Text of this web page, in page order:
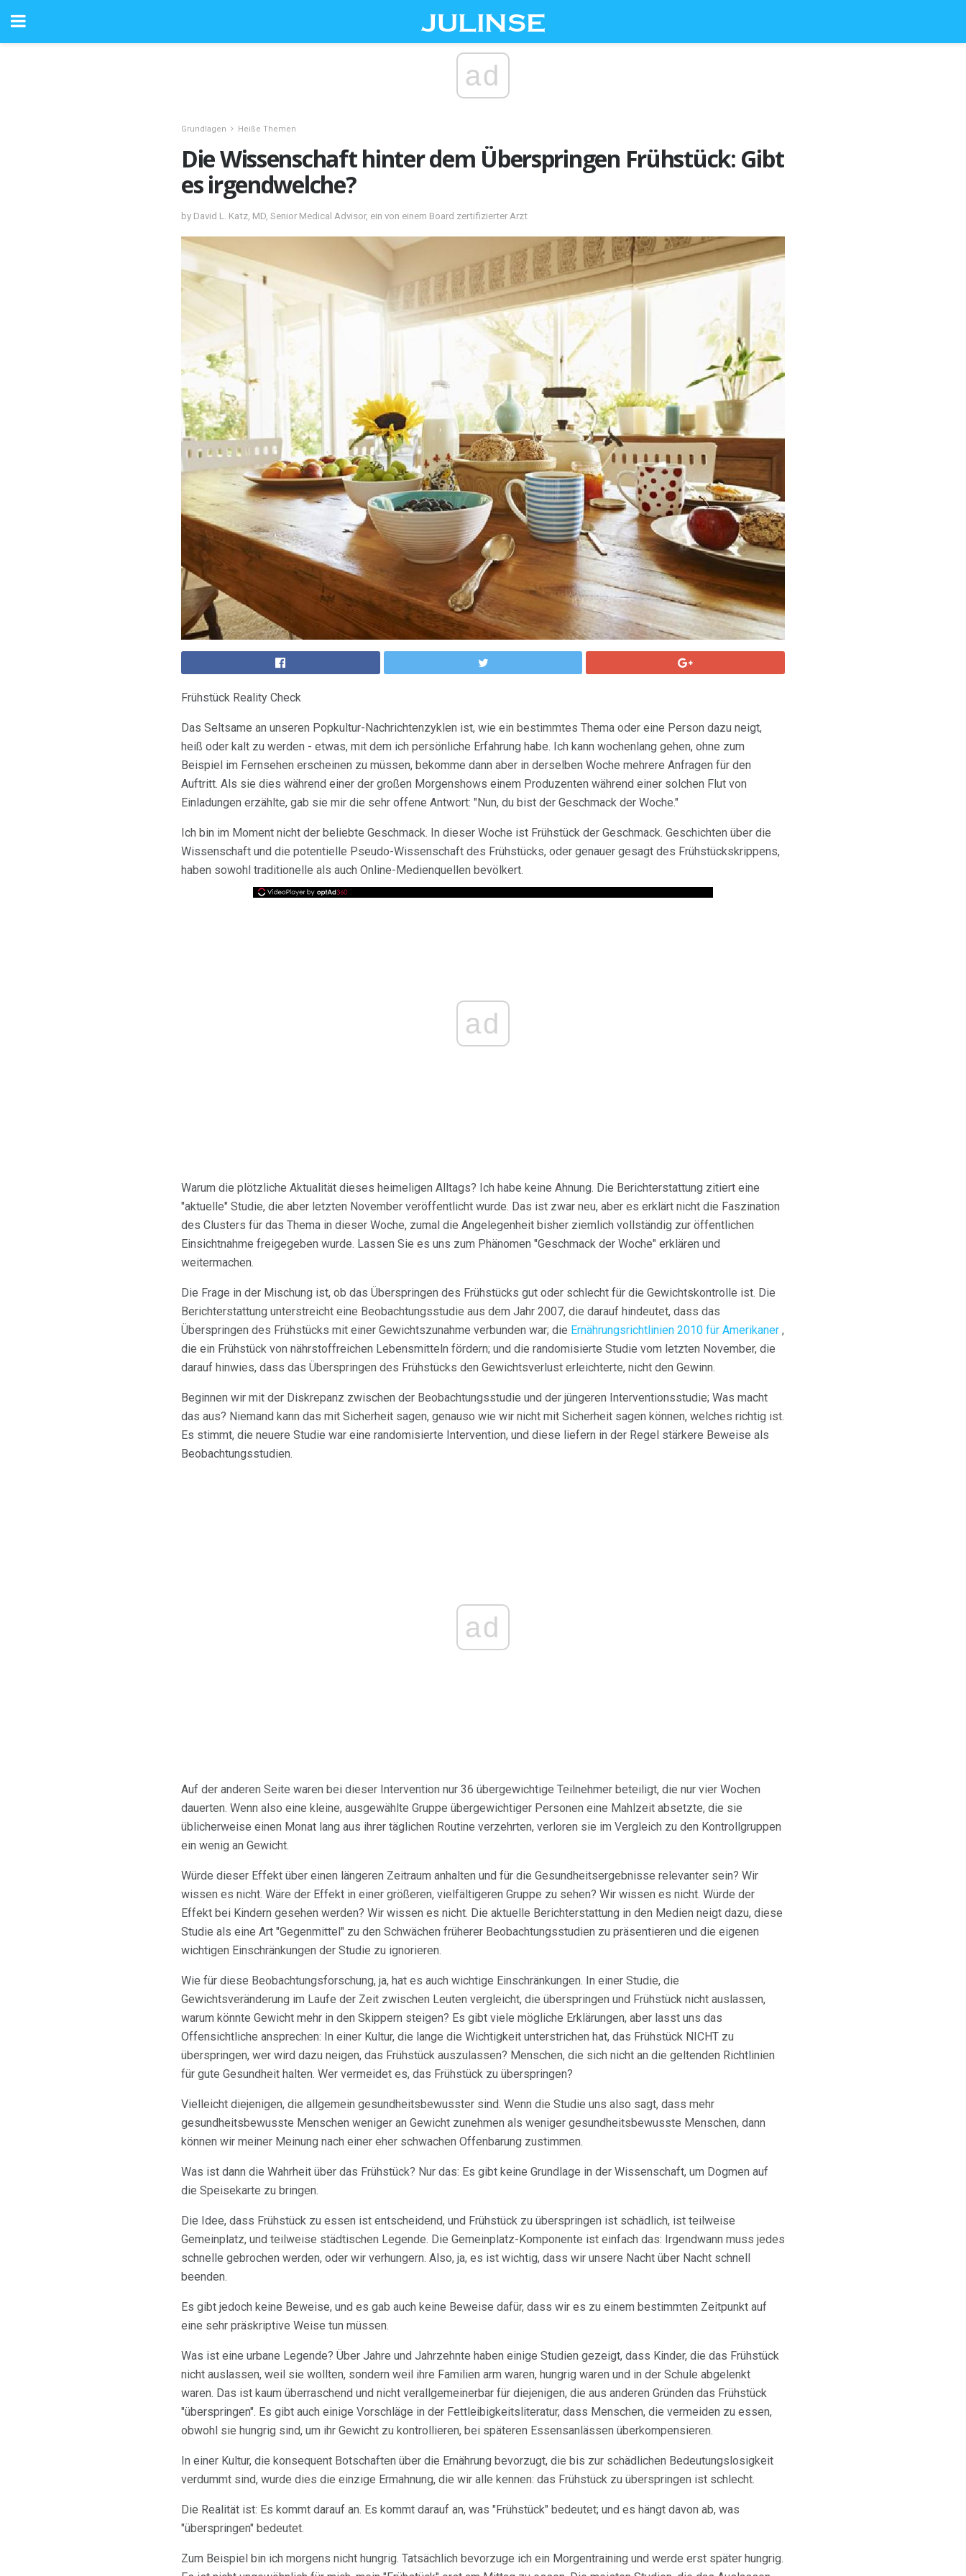
ad
Grundlagen Heiße Themen
Die Wissenschaft hinter dem Überspringen Frühstück: Gibt
es irgendwelche?
by David L. Katz, MD, Senior Medical Advisor, ein von einem Board zertifizierter Arzt
Frühstück Reality Check
Das Seltsame an unseren Popkultur-Nachrichtenzyklen ist, wie ein bestimmtes Thema oder eine Person dazu neigt,
heiß oder kalt zu werden - etwas, mit dem ich persönliche Erfahrung habe. Ich kann wochenlang gehen, ohne zum
Beispiel im Fernsehen erscheinen zu müssen, bekomme dann aber in derselben Woche mehrere Anfragen für den
Auftritt. Als sie dies während einer der großen Morgenshows einem Produzenten während einer solchen Flut von
Einladungen erzählte, gab sie mir die sehr offene Antwort: "Nun, du bist der Geschmack der Woche."
Ich bin im Moment nicht der beliebte Geschmack. In dieser Woche ist Frühstück der Geschmack. Geschichten über die
Wissenschaft und die potentielle Pseudo-Wissenschaft des Frühstücks, oder genauer gesagt des Frühstückskrippens,
haben sowohl traditionelle als auch Online-Medienquellen bevölkert.
ad
Warum die plötzliche Aktualität dieses heimeligen Alltags? Ich habe keine Ahnung. Die Berichterstattung zitiert eine
"aktuelle" Studie, die aber letzten November veröffentlicht wurde. Das ist zwar neu, aber es erklärt nicht die Faszination
des Clusters für das Thema in dieser Woche, zumal die Angelegenheit bisher ziemlich vollständig zur öffentlichen
Einsichtnahme freigegeben wurde. Lassen Sie es uns zum Phänomen "Geschmack der Woche" erklären und
weitermachen.
Die Frage in der Mischung ist, ob das Überspringen des Frühstücks gut oder schlecht für die Gewichtskontrolle ist. Die
Berichterstattung unterstreicht eine Beobachtungsstudie aus dem Jahr 2007, die darauf hindeutet, dass das
Überspringen des Frühstücks mit einer Gewichtszunahme verbunden war; die Ernährungsrichtlinien 2010 für Amerikaner ,
die ein Frühstück von nährstoffreichen Lebensmitteln fördern; und die randomisierte Studie vom letzten November, die
darauf hinwies, dass das Überspringen des Frühstücks den Gewichtsverlust erleichterte, nicht den Gewinn.
Beginnen wir mit der Diskrepanz zwischen der Beobachtungsstudie und der jüngeren Interventionsstudie; Was macht
das aus? Niemand kann das mit Sicherheit sagen, genauso wie wir nicht mit Sicherheit sagen können, welches richtig ist.
Es stimmt, die neuere Studie war eine randomisierte Intervention, und diese liefern in der Regel stärkere Beweise als
Beobachtungsstudien.
ad
Auf der anderen Seite waren bei dieser Intervention nur 36 übergewichtige Teilnehmer beteiligt, die nur vier Wochen
dauerten. Wenn also eine kleine, ausgewählte Gruppe übergewichtiger Personen eine Mahlzeit absetzte, die sie
üblicherweise einen Monat lang aus ihrer täglichen Routine verzehrten, verloren sie im Vergleich zu den Kontrollgruppen
ein wenig an Gewicht.
Würde dieser Effekt über einen längeren Zeitraum anhalten und für die Gesundheitsergebnisse relevanter sein? Wir
wissen es nicht. Wäre der Effekt in einer größeren, vielfältigeren Gruppe zu sehen? Wir wissen es nicht. Würde der
Effekt bei Kindern gesehen werden? Wir wissen es nicht. Die aktuelle Berichterstattung in den Medien neigt dazu, diese
Studie als eine Art "Gegenmittel" zu den Schwächen früherer Beobachtungsstudien zu präsentieren und die eigenen
wichtigen Einschränkungen der Studie zu ignorieren.
Wie für diese Beobachtungsforschung, ja, hat es auch wichtige Einschränkungen. In einer Studie, die
Gewichtsveränderung im Laufe der Zeit zwischen Leuten vergleicht, die überspringen und Frühstück nicht auslassen,
warum könnte Gewicht mehr in den Skippern steigen? Es gibt viele mögliche Erklärungen, aber lasst uns das
Offensichtliche ansprechen: In einer Kultur, die lange die Wichtigkeit unterstrichen hat, das Frühstück NICHT zu
überspringen, wer wird dazu neigen, das Frühstück auszulassen? Menschen, die sich nicht an die geltenden Richtlinien
für gute Gesundheit halten. Wer vermeidet es, das Frühstück zu überspringen?
Vielleicht diejenigen, die allgemein gesundheitsbewusster sind. Wenn die Studie uns also sagt, dass mehr
gesundheitsbewusste Menschen weniger an Gewicht zunehmen als weniger gesundheitsbewusste Menschen, dann
können wir meiner Meinung nach einer eher schwachen Offenbarung zustimmen.
Was ist dann die Wahrheit über das Frühstück? Nur das: Es gibt keine Grundlage in der Wissenschaft, um Dogmen auf
die Speisekarte zu bringen.
Die Idee, dass Frühstück zu essen ist entscheidend, und Frühstück zu überspringen ist schädlich, ist teilweise
Gemeinplatz, und teilweise städtischen Legende. Die Gemeinplatz-Komponente ist einfach das: Irgendwann muss jedes
schnelle gebrochen werden, oder wir verhungern. Also, ja, es ist wichtig, dass wir unsere Nacht über Nacht schnell
beenden.
Es gibt jedoch keine Beweise, und es gab auch keine Beweise dafür, dass wir es zu einem bestimmten Zeitpunkt auf
eine sehr präskriptive Weise tun müssen.
Was ist eine urbane Legende? Über Jahre und Jahrzehnte haben einige Studien gezeigt, dass Kinder, die das Frühstück
nicht auslassen, weil sie wollten, sondern weil ihre Familien arm waren, hungrig waren und in der Schule abgelenkt
waren. Das ist kaum überraschend und nicht verallgemeinerbar für diejenigen, die aus anderen Gründen das Frühstück
"überspringen". Es gibt auch einige Vorschläge in der Fettleibigkeitsliteratur, dass Menschen, die vermeiden zu essen,
obwohl sie hungrig sind, um ihr Gewicht zu kontrollieren, bei späteren Essensanlässen überkompensieren.
In einer Kultur, die konsequent Botschaften über die Ernährung bevorzugt, die bis zur schädlichen Bedeutungslosigkeit
verdummt sind, wurde dies die einzige Ermahnung, die wir alle kennen: das Frühstück zu überspringen ist schlecht.
Die Realität ist: Es kommt darauf an. Es kommt darauf an, was "Frühstück" bedeutet; und es hängt davon ab, was
"überspringen" bedeutet.
Zum Beispiel bin ich morgens nicht hungrig. Tatsächlich bevorzuge ich ein Morgentraining und werde erst später hungrig.